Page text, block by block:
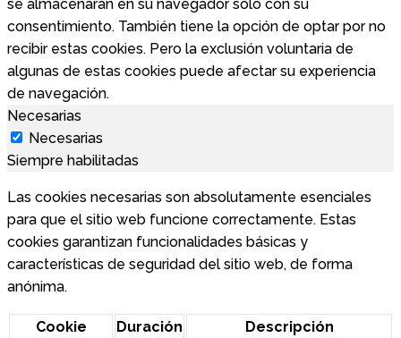
se almacenarán en su navegador solo con su
consentimiento. También tiene la opción de optar por no
recibir estas cookies. Pero la exclusión voluntaria de
algunas de estas cookies puede afectar su experiencia
de navegación.
Necesarias
Necesarias
Siempre habilitadas
Las cookies necesarias son absolutamente esenciales
para que el sitio web funcione correctamente. Estas
cookies garantizan funcionalidades básicas y
características de seguridad del sitio web, de forma
anónima.
Cookie Duración Descripción